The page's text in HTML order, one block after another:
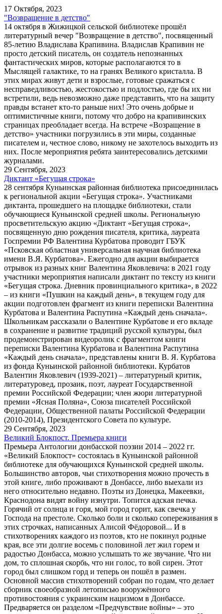
17 Октября, 2023
"Возвращение в детство"
14 октября в Жижицкой сельской библиотеке прошёл
литературный вечер "Возвращение в детство", посвященный
85-летию Владислава Крапивина. Владислав Крапивин не
просто детский писатель, он создатель непознанных
фантастических миров, которые располагаются то в
Мыслящей галактике, то на гранях Великого кристалла. В
этих мирах живут дети и взрослые, готовые сражаться с
несправедливостью, жестокостью и подлостью, где бы их ни
встретили, ведь невозможно даже представить, что на защиту
правды встанет кто-то раньше них! Это очень добрые и
оптимистичные книги, потому что добро на крапивинских
страницах преобладает всегда. На встрече «Возращение в
детство» участники погрузились в эти миры, созданные
писателем и, честное слово, никому не захотелось выходить из
них. После мероприятия ребята заинтересовались детскими
журналами.
29 Сентября, 2023
Диктант «Бегущая строка»
28 сентября Куньинская районная библиотека присоединилась
к региональной акции «Бегущая строка». Участниками
диктанта, прошедшего на площадке библиотеки, стали
обучающиеся Куньинской средней школы. Региональную
просветительскую акцию «Диктант «Бегущая строка»,
посвященную дню рождения писателя, критика, лауреата
Госпремии РФ Валентина Курбатова проводит ГБУК
«Псковская областная универсальная научная библиотека
имени В.Я. Курбатова». Ежегодно для акции выбирается
отрывок из разных книг Валентина Яковлевича: в 2021 году
участники мероприятия написали диктант по тексту из книги
«Бегущая строка. Дневник провинциального критика», в 2022
– из книги «Пушкин на каждый день», в текущем году для
акции подготовлен фрагмент из книги переписки Валентина
Курбатова и Валентина Распутина «Каждый день сначала».
Школьникам рассказали о Валентине Курбатове и его вкладе
в сохранение и развитие традиций русской культуры, был
продемонстрирован видеоролик с фрагментом книги
переписки Валентина Курбатова и Валентина Распутина
«Каждый день сначала», представлены книги В. Я. Курбатова
из фонда Куньинской районной библиотеки. Курбатов
Валентин Яковлевич (1939-2021) – литературный критик,
литературовед, прозаик, поэт, лауреат Государственной
премии Российской Федерации; член жюри литературной
премии «Ясная Поляна», Союза писателей Российской
Федерации, Общественной палаты Российской Федерации
(2010-2014), Президентского Совета по культуре.
29 Сентября, 2023
Великий Блокпост. Премьера книги
Премьера Антологии донбасской поэзии 2014 – 2022 гг.
«Великий Блокпост» состоялась в Куньинской районной
библиотеке для обучающихся Куньинской средней школы.
Большинство авторов, чьи стихотворения можно прочесть в
этой книге, либо проживают в Донбассе, либо выехали из
него относительно недавно. Поэты из Донецка, Макеевки,
Краснодона видят войну изнутри. Топится адская печка.
Горячий от солнца и горя, мой город горит, как свечка у
Господа на престоле. Сколько боли и сколько сопереживания в
этих строчках, написанных Алисой Фёдоровой... И в
стихотворениях каждого из поэтов, кто не покинул родные
края, все эти долгие восемь с половиной лет жил горем и
радостью Донбасса, можно услышать то же звучание. Что ни
дом, то сплошная скорбь, что ни голос, то вой сирен. Этот
город был слишком горд и теперь он пошёл в размен.
Основной массив стихотворений собран по годам, что делает
сборник своеобразной летописью вооружённого
противостояния с украинским нацизмом в Донбассе.
Предваряется он разделом «Предчувствие войны» – это